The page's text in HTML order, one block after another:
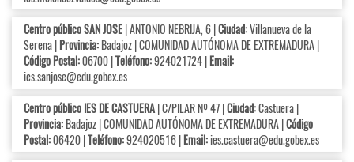
Centro público SAN JOSE| ANTONIO NEBRIJA, 6 |Ciudad:Villanueva de la
Serena |Provincia:Badajoz | COMUNIDAD AUTÓNOMA DE EXTREMADURA |
Código Postal:06700 |Teléfono:924021724 |Email:
ies.sanjose@edu.gobex.es
Centro público IES DE CASTUERA| C/PILAR Nº 47 |Ciudad:Castuera |
Provincia:Badajoz | COMUNIDAD AUTÓNOMA DE EXTREMADURA |Código
Postal:06420 |Teléfono:924020516 |Email:ies.castuera@edu.gobex.es